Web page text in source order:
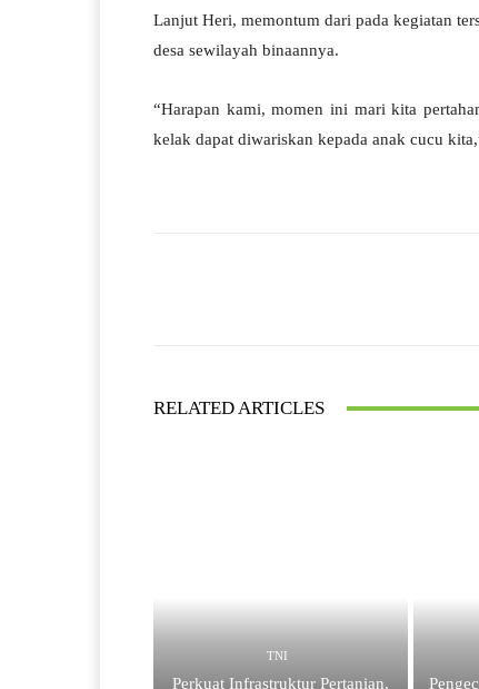
Lanjut Heri, memontum dari pada kegiatan
desa sewilayah binaannya.
“Harapan kami, momen ini mari kita
kelak dapat diwariskan kepada anak cucu
RELATED ARTICLES
TNI
Perkuat Infrastruktur Pertanian,